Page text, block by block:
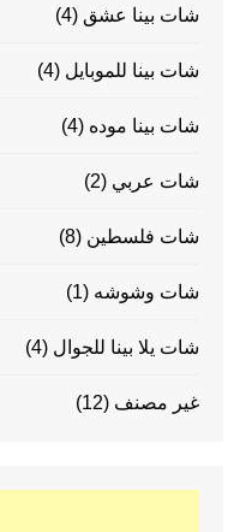
شات بينا عشق (4)
شات بينا للموبايل (4)
شات بينا موده (4)
شات عربي (2)
شات فلسطين (8)
شات وشوشه (1)
شات يلا بينا للجوال (4)
غير مصنف (12)